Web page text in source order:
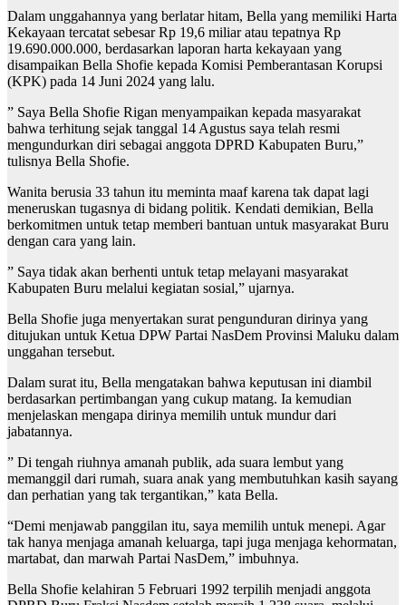
Dalam unggahannya yang berlatar hitam, Bella yang memiliki Harta
Kekayaan tercatat sebesar Rp 19,6 miliar atau tepatnya Rp
19.690.000.000, berdasarkan laporan harta kekayaan yang
disampaikan Bella Shofie kepada Komisi Pemberantasan Korupsi
(KPK) pada 14 Juni 2024 yang lalu.
” Saya Bella Shofie Rigan menyampaikan kepada masyarakat
bahwa terhitung sejak tanggal 14 Agustus saya telah resmi
mengundurkan diri sebagai anggota DPRD Kabupaten Buru,”
tulisnya Bella Shofie.
Wanita berusia 33 tahun itu meminta maaf karena tak dapat lagi
meneruskan tugasnya di bidang politik. Kendati demikian, Bella
berkomitmen untuk tetap memberi bantuan untuk masyarakat Buru
dengan cara yang lain.
” Saya tidak akan berhenti untuk tetap melayani masyarakat
Kabupaten Buru melalui kegiatan sosial,” ujarnya.
Bella Shofie juga menyertakan surat pengunduran dirinya yang
ditujukan untuk Ketua DPW Partai NasDem Provinsi Maluku dalam
unggahan tersebut.
Dalam surat itu, Bella mengatakan bahwa keputusan ini diambil
berdasarkan pertimbangan yang cukup matang. Ia kemudian
menjelaskan mengapa dirinya memilih untuk mundur dari
jabatannya.
” Di tengah riuhnya amanah publik, ada suara lembut yang
memanggil dari rumah, suara anak yang membutuhkan kasih sayang
dan perhatian yang tak tergantikan,” kata Bella.
“Demi menjawab panggilan itu, saya memilih untuk menepi. Agar
tak hanya menjaga amanah keluarga, tapi juga menjaga kehormatan,
martabat, dan marwah Partai NasDem,” imbuhnya.
Bella Shofie kelahiran 5 Februari 1992 terpilih menjadi anggota